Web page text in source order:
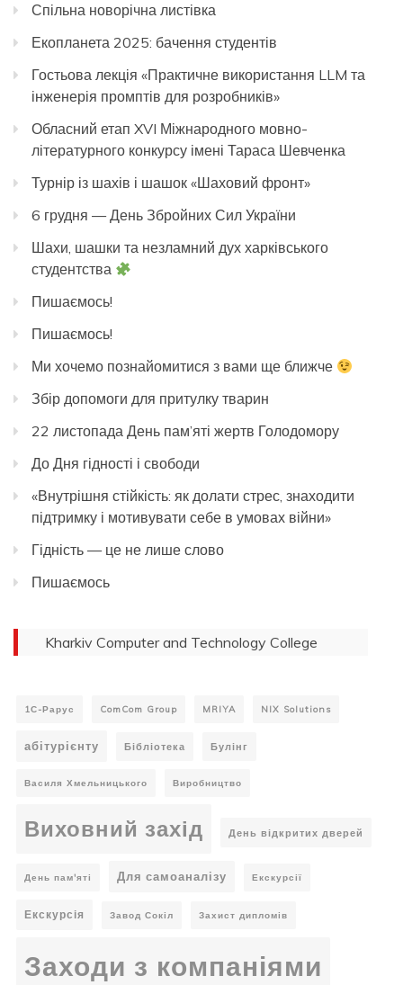
Спільна новорічна листівка
Екопланета 2025: бачення студентів
Гостьова лекція «Практичне використання LLM та
інженерія промптів для розробників»
Обласний етап XVI Міжнародного мовно-
літературного конкурсу імені Тараса Шевченка
Турнір із шахів і шашок «Шаховий фронт»
6 грудня — День Збройних Сил України
Шахи, шашки та незламний дух харківського
студентства
Пишаємось!
Пишаємось!
Ми хочемо познайомитися з вами ще ближче
Збір допомоги для притулку тварин
22 листопада День пам’яті жертв Голодомору
До Дня гідності і свободи
«Внутрішня стійкість: як долати стрес, знаходити
підтримку і мотивувати себе в умовах війни»
Гідність — це не лише слово
Пишаємось
Kharkiv Computer and Technology College
1С-Рарус ComCom Group MRIYA NIX Solutions
абітурієнту Бібліотека Булінг
Василя Хмельницького Виробництво
Виховний захід День відкритих дверей
День пам'яті Для самоаналізу Екскурсії
Екскурсія Завод Сокіл Захист дипломів
Заходи з компаніями